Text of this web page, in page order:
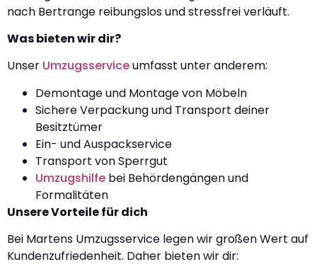
nach Bertrange reibungslos und stressfrei verläuft.
Was bieten wir dir?
Unser Umzugsserviceumfasst unter anderem:
Demontage und Montage von Möbeln
Sichere Verpackung und Transport deiner
Besitztümer
Ein- und Auspackservice
Transport von Sperrgut
Umzugshilfe bei Behördengängen und
Formalitäten
Unsere Vorteile für dich
Bei Martens Umzugsservice legen wir großen Wert auf
Kundenzufriedenheit. Daher bieten wir dir: